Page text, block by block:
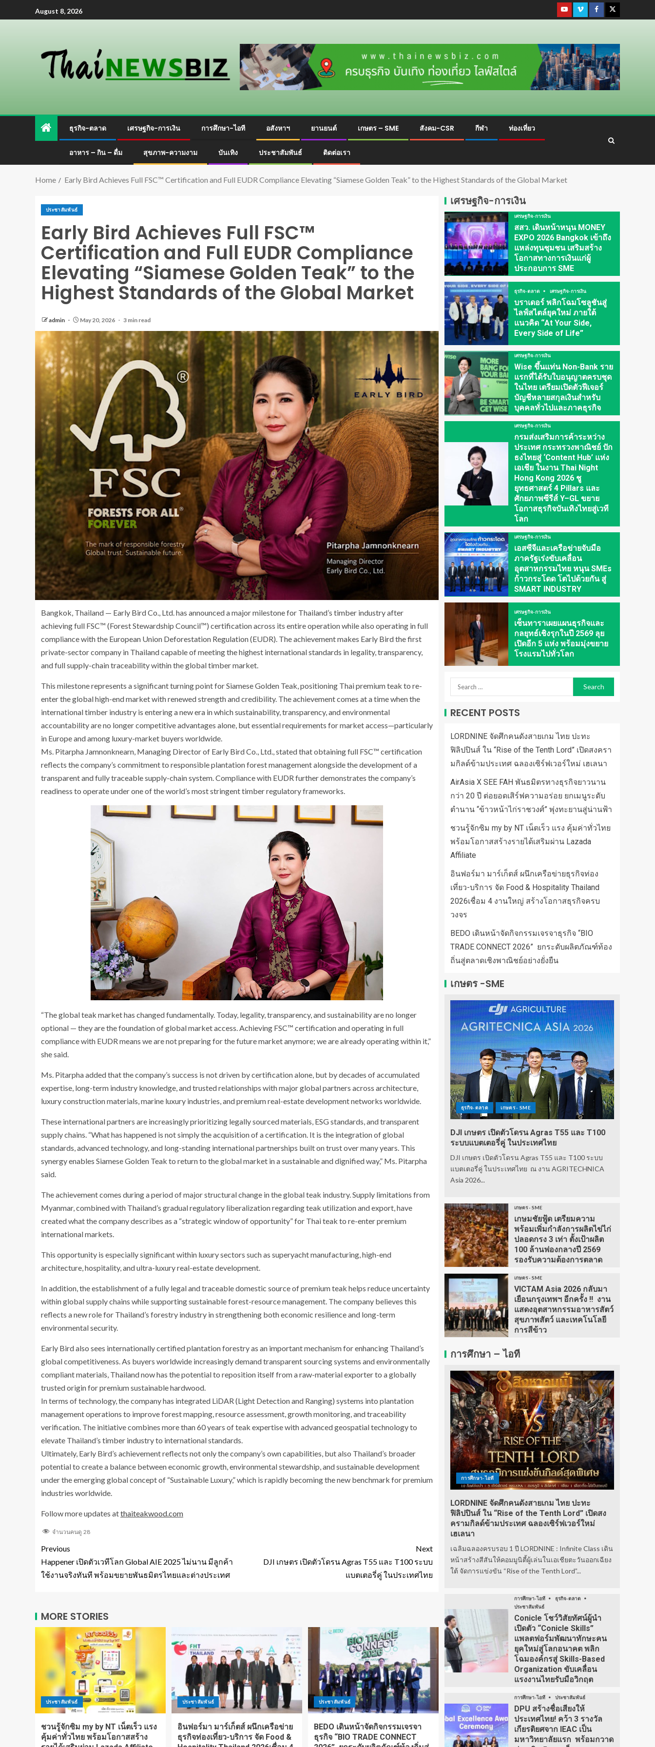
August 8, 2026
ธุรกิจ-ตลาด เศรษฐกิจ-การเงิน การศึกษา-ไอที อสังหาฯ ยานยนต์ เกษตร – SME สังคม-CSR กีฬา ท่องเที่ยว
อาหาร – กิน – ดื่ม สุขภาพ-ความงาม บันเทิง ประชาสัมพันธ์ ติดต่อเรา
Home Early Bird Achieves Full FSC™ Certification and Full EUDR Compliance Elevating “Siamese Golden Teak” to the Highest Standards of the Global Market
ประชาสัมพันธ์
Early Bird Achieves Full FSC™
Certification and Full EUDR Compliance
Elevating “Siamese Golden Teak” to the
Highest Standards of the Global Market
admin May 20, 2026 3 min read
Bangkok, Thailand — Early Bird Co., Ltd. has announced a major milestone for Thailand’s timber industry after
achieving full FSC™ (Forest Stewardship Council™) certification across its entire operation while also operating in full
compliance with the European Union Deforestation Regulation (EUDR). The achievement makes Early Bird the first
private-sector company in Thailand capable of meeting the highest international standards in legality, transparency,
and full supply-chain traceability within the global timber market.
This milestone represents a significant turning point for Siamese Golden Teak, positioning Thai premium teak to re-
enter the global high-end market with renewed strength and credibility. The achievement comes at a time when the
international timber industry is entering a new era in which sustainability, transparency, and environmental
accountability are no longer competitive advantages alone, but essential requirements for market access—particularly
in Europe and among luxury-market buyers worldwide.
Ms. Pitarpha Jamnonknearn, Managing Director of Early Bird Co., Ltd., stated that obtaining full FSC™ certification
reflects the company’s commitment to responsible plantation forest management alongside the development of a
transparent and fully traceable supply-chain system. Compliance with EUDR further demonstrates the company’s
readiness to operate under one of the world’s most stringent timber regulatory frameworks.
“The global teak market has changed fundamentally. Today, legality, transparency, and sustainability are no longer
optional — they are the foundation of global market access. Achieving FSC™ certification and operating in full
compliance with EUDR means we are not preparing for the future market anymore; we are already operating within it,”
she said.
Ms. Pitarpha added that the company’s success is not driven by certification alone, but by decades of accumulated
expertise, long-term industry knowledge, and trusted relationships with major global partners across architecture,
luxury construction materials, marine luxury industries, and premium real-estate development networks worldwide.
These international partners are increasingly prioritizing legally sourced materials, ESG standards, and transparent
supply chains. “What has happened is not simply the acquisition of a certification. It is the integration of global
standards, advanced technology, and long-standing international partnerships built on trust over many years. This
synergy enables Siamese Golden Teak to return to the global market in a sustainable and dignified way,” Ms. Pitarpha
said.
The achievement comes during a period of major structural change in the global teak industry. Supply limitations from
Myanmar, combined with Thailand’s gradual regulatory liberalization regarding teak utilization and export, have
created what the company describes as a “strategic window of opportunity” for Thai teak to re-enter premium
international markets.
This opportunity is especially significant within luxury sectors such as superyacht manufacturing, high-end
architecture, hospitality, and ultra-luxury real-estate development.
In addition, the establishment of a fully legal and traceable domestic source of premium teak helps reduce uncertainty
within global supply chains while supporting sustainable forest-resource management. The company believes this
reflects a new role for Thailand’s forestry industry in strengthening both economic resilience and long-term
environmental security.
Early Bird also sees internationally certified plantation forestry as an important mechanism for enhancing Thailand’s
global competitiveness. As buyers worldwide increasingly demand transparent sourcing systems and environmentally
compliant materials, Thailand now has the potential to reposition itself from a raw-material exporter to a globally
trusted origin for premium sustainable hardwood.
In terms of technology, the company has integrated LiDAR (Light Detection and Ranging) systems into plantation
management operations to improve forest mapping, resource assessment, growth monitoring, and traceability
verification. The initiative combines more than 60 years of teak expertise with advanced geospatial technology to
elevate Thailand’s timber industry to international standards.
Ultimately, Early Bird’s achievement reflects not only the company’s own capabilities, but also Thailand’s broader
potential to create a balance between economic growth, environmental stewardship, and sustainable development
under the emerging global concept of “Sustainable Luxury,” which is rapidly becoming the new benchmark for premium
industries worldwide.
Follow more updates atthaiteakwood.com
จำนวนคนดู 28
Previous
Happener เปิดตัวเวทีโลก Global AIE 2025 ไม่นาน มีลูกค้า
ใช้งานจริงทันที พร้อมขยายพันธมิตรไทยและต่างประเทศ
Next
DJI เกษตร เปิดตัวโดรน Agras T55 และ T100 ระบบ
แบตเตอรี่คู่ ในประเทศไทย
MORE STORIES
ประชาสัมพันธ์
ชวนรู้จักซิม my by NT เน็ตเร็ว แรง
คุ้มค่าทั่วไทย พร้อมโอกาสสร้าง
ประชาสัมพันธ์
อินฟอร์มา มาร์เก็ตส์ ผนึกเครือข่าย
ธุรกิจท่องเที่ยว-บริการ จัด Food &
ประชาสัมพันธ์
BEDO เดินหน้าจัดกิจกรรมเจรจา
ธุรกิจ “BIO TRADE CONNECT
เศรษฐกิจ-การเงิน
เศรษฐกิจ-การเงิน
สสว. เดินหน้าหนุน MONEY
EXPO 2026 Bangkok เข้าถึง
แหล่งทุนชุมชน เสริมสร้าง
โอกาสทางการเงินแก่ผู้
ประกอบการ SME
ธุรกิจ-ตลาด เศรษฐกิจ-การเงิน
บราเดอร์ พลิกโฉมโซลูชันสู่
ไลฟ์สไตล์ยุคใหม่ ภายใต้
แนวคิด “At Your Side,
Every Side of Life”
เศรษฐกิจ-การเงิน
Wise ขึ้นแท่น Non-Bank ราย
แรกที่ได้รับใบอนุญาตครบชุด
ในไทย เตรียมเปิดตัวฟีเจอร์
บัญชีหลายสกุลเงินสำหรับ
บุคคลทั่วไปและภาคธุรกิจ
เศรษฐกิจ-การเงิน
กรมส่งเสริมการค้าระหว่าง
ประเทศ กระทรวงพาณิชย์ ปัก
ธงไทยสู่ ‘Content Hub’ แห่ง
เอเชีย ในงาน Thai Night
Hong Kong 2026 ชู
ยุทธศาสตร์ 4 Pillars และ
ศักยภาพซีรีส์ Y–GL ขยาย
โอกาสธุรกิจบันเทิงไทยสู่เวที
โลก
เศรษฐกิจ-การเงิน
เอสซีจีและเครือข่ายจับมือ
ภาครัฐเร่งขับเคลื่อน
อุตสาหกรรมไทย หนุน SMEs
ก้าวกระโดด โตไปด้วยกัน สู่
SMART INDUSTRY
เศรษฐกิจ-การเงิน
เซ็นทาราเผยแผนธุรกิจและ
กลยุทธ์เชิงรุกในปี 2569 ลุย
เปิดอีก 5 แห่ง พร้อมมุ่งขยาย
โรงแรมไปทั่วโลก
RECENT POSTS
LORDNINE จัดศึกคนดังสายเกม ไทย ปะทะ
ฟิลิปปินส์ ใน “Rise of the Tenth Lord” เปิดสงครา
มกิลด์ข้ามประเทศ ฉลองเซิร์ฟเวอร์ใหม่ เฮเลนา
AirAsia X SEE FAH พันธมิตรทางธุรกิจยาวนาน
กว่า 20 ปี ต่อยอดเสิร์ฟความอร่อย ยกเมนูระดับ
ตำนาน “ข้าวหน้าไก่ราชวงศ์” พุ่งทะยานสู่น่านฟ้า
ชวนรู้จักซิม my by NT เน็ตเร็ว แรง คุ้มค่าทั่วไทย
พร้อมโอกาสสร้างรายได้เสริมผ่าน Lazada
Affiliate
อินฟอร์มา มาร์เก็ตส์ ผนึกเครือข่ายธุรกิจท่อง
เที่ยว-บริการ จัด Food & Hospitality Thailand
2026เชื่อม 4 งานใหญ่ สร้างโอกาสธุรกิจครบ
วงจร
BEDO เดินหน้าจัดกิจกรรมเจรจาธุรกิจ “BIO
TRADE CONNECT 2026” ยกระดับผลิตภัณฑ์ท้อง
ถิ่นสู่ตลาดเชิงพาณิชย์อย่างยั่งยืน
เกษตร -SME
ธุรกิจ-ตลาด เกษตร - SME
DJI เกษตร เปิดตัวโดรน Agras T55 และ T100
ระบบแบตเตอรี่คู่ ในประเทศไทย
DJI เกษตร เปิดตัวโดรน Agras T55 และ T100 ระบบ
แบตเตอรี่คู่ ในประเทศไทย ณ งาน AGRITECHNICA
Asia 2026...
เกษตร - SME
เกษมชัยฟู้ด เตรียมความ
พร้อมเพิ่มกำลังการผลิตไข่ไก่
ปลอดกรง 3 เท่า ตั้งเป้าผลิต
100 ล้านฟองกลางปี 2569
รองรับความต้องการตลาด
เกษตร - SME
VICTAM Asia 2026 กลับมา
เยือนกรุงเทพฯ อีกครั้ง !! งาน
แสดงอุตสาหกรรมอาหารสัตว์
สุขภาพสัตว์ และเทคโนโลยี
การสีข้าว
การศึกษา – ไอที
การศึกษา-ไอที
LORDNINE จัดศึกคนดังสายเกม ไทย ปะทะ
ฟิลิปปินส์ ใน “Rise of the Tenth Lord” เปิดสง
ครามกิลด์ข้ามประเทศ ฉลองเซิร์ฟเวอร์ใหม่
เฮเลนา
เฉลิมฉลองครบรอบ 1 ปี LORDNINE : Infinite Class เดิน
หน้าสร้างสีสันให้คอมมูนิตี้ผู้เล่นในเอเชียตะวันออกเฉียง
ใต้ จัดการแข่งขัน “Rise of the Tenth Lord”...
การศึกษา-ไอที
ธุรกิจ-ตลาด
ประชาสัมพันธ์
Conicle โชว์วิสัยทัศน์ผู้นำ
เปิดตัว “Conicle Skills”
แพลตฟอร์มพัฒนาทักษะคน
ยุคใหม่สู่โลกอนาคต พลิก
โฉมองค์กรสู่ Skills-Based
Organization ขับเคลื่อน
แรงงานไทยรับมือวิกฤต
การศึกษา-ไอที ประชาสัมพันธ์
DPU สร้างชื่อเสียงให้
ประเทศไทย! คว้า 3 รางวัล
เกียรติยศจาก IEAC เป็น
มหาวิทยาลัยแรก พร้อมกวาด